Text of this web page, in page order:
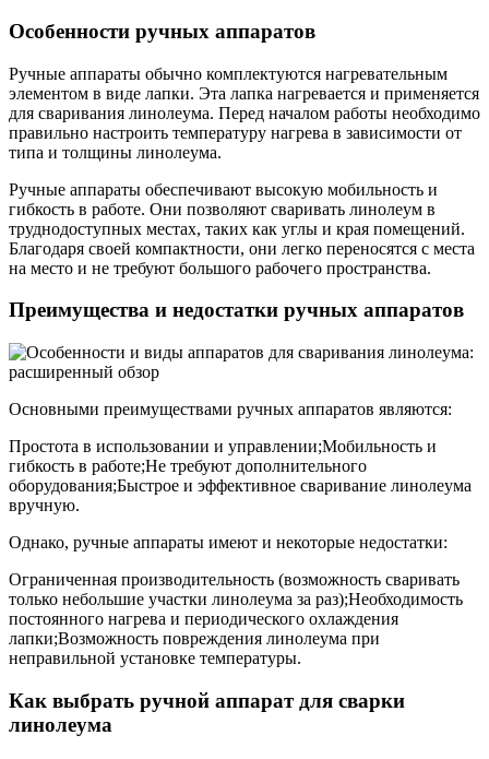
Особенности ручных аппаратов
Ручные аппараты обычно комплектуются нагревательным
элементом в виде лапки. Эта лапка нагревается и применяется
для сваривания линолеума. Перед началом работы необходимо
правильно настроить температуру нагрева в зависимости от
типа и толщины линолеума.
Ручные аппараты обеспечивают высокую мобильность и
гибкость в работе. Они позволяют сваривать линолеум в
труднодоступных местах, таких как углы и края помещений.
Благодаря своей компактности, они легко переносятся с места
на место и не требуют большого рабочего пространства.
Преимущества и недостатки ручных аппаратов
Основными преимуществами ручных аппаратов являются:
Простота в использовании и управлении;Мобильность и
гибкость в работе;Не требуют дополнительного
оборудования;Быстрое и эффективное сваривание линолеума
вручную.
Однако, ручные аппараты имеют и некоторые недостатки:
Ограниченная производительность (возможность сваривать
только небольшие участки линолеума за раз);Необходимость
постоянного нагрева и периодического охлаждения
лапки;Возможность повреждения линолеума при
неправильной установке температуры.
Как выбрать ручной аппарат для сварки
линолеума